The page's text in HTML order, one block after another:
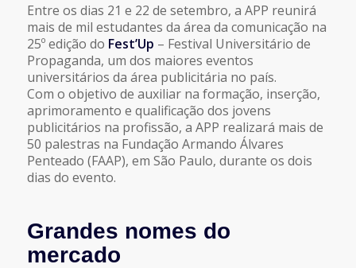
Entre os dias 21 e 22 de setembro, a APP reunirá
mais de mil estudantes da área da comunicação na
25º edição do Fest’Up – Festival Universitário de
Propaganda, um dos maiores eventos
universitários da área publicitária no país.
Com o objetivo de auxiliar na formação, inserção,
aprimoramento e qualificação dos jovens
publicitários na profissão, a APP realizará mais de
50 palestras na Fundação Armando Álvares
Penteado (FAAP), em São Paulo, durante os dois
dias do evento.
Grandes nomes do
mercado